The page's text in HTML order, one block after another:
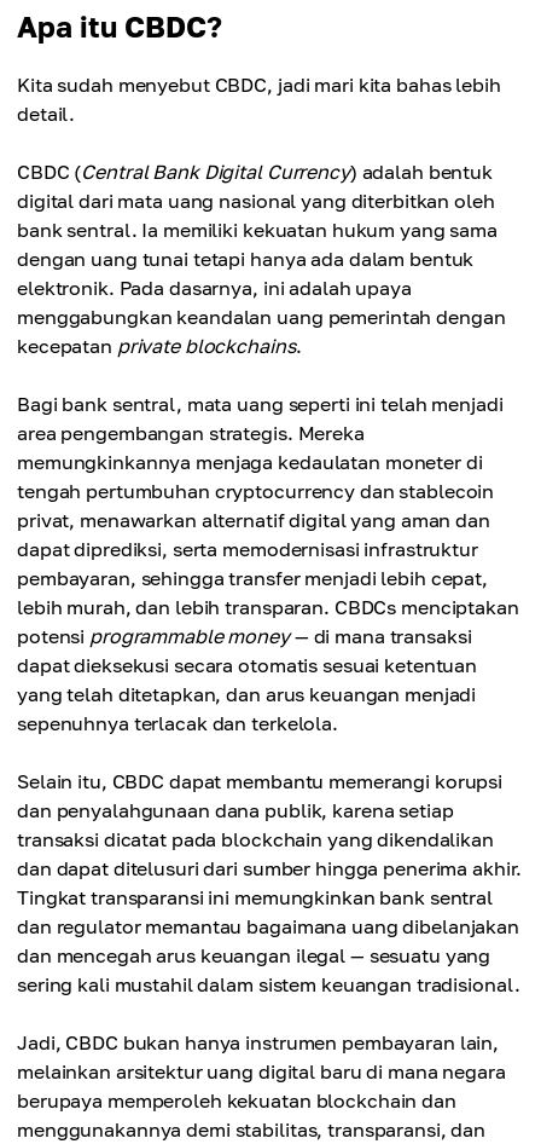
digunakan untuk pembayaran “programmable” —
pasar global.
Berkurangnya ketergantungan pada SWIFT.
melakukan transaksi lintas negara secara
langsung, tanpa keterlibatan perantara.
tentang privasi.
Hambatan teknologi.
diakses oleh sebagian penduduk di negara
Ketakutan terhadap perubahan.
Masyarakat sudah terbiasa dengan uang fiat.
Transisi massal ke mata uang digital akan
membutuhkan waktu dan upaya edukasi.
Apa itu CBDC?
Kita sudah menyebut CBDC, jadi mari kita bahas lebih
detail.
CBDC (Central Bank Digital Currency) adalah bentuk
digital dari mata uang nasional yang diterbitkan oleh
bank sentral. Ia memiliki kekuatan hukum yang sama
dengan uang tunai tetapi hanya ada dalam bentuk
elektronik. Pada dasarnya, ini adalah upaya
menggabungkan keandalan uang pemerintah dengan
kecepatan private blockchains.
Bagi bank sentral, mata uang seperti ini telah menjadi
area pengembangan strategis. Mereka
memungkinkannya menjaga kedaulatan moneter di
tengah pertumbuhan cryptocurrency dan stablecoin
privat, menawarkan alternatif digital yang aman dan
dapat diprediksi, serta memodernisasi infrastruktur
pembayaran, sehingga transfer menjadi lebih cepat,
lebih murah, dan lebih transparan. CBDCs menciptakan
potensi programmable money— di mana transaksi
dapat dieksekusi secara otomatis sesuai ketentuan
yang telah ditetapkan, dan arus keuangan menjadi
sepenuhnya terlacak dan terkelola.
Selain itu, CBDC dapat membantu memerangi korupsi
dan penyalahgunaan dana publik, karena setiap
transaksi dicatat pada blockchain yang dikendalikan
dan dapat ditelusuri dari sumber hingga penerima akhir.
Tingkat transparansi ini memungkinkan bank sentral
dan regulator memantau bagaimana uang dibelanjakan
dan mencegah arus keuangan ilegal — sesuatu yang
sering kali mustahil dalam sistem keuangan tradisional.
Jadi, CBDC bukan hanya instrumen pembayaran lain,
melainkan arsitektur uang digital baru di mana negara
berupaya memperoleh kekuatan blockchain dan
menggunakannya demi stabilitas, transparansi, dan